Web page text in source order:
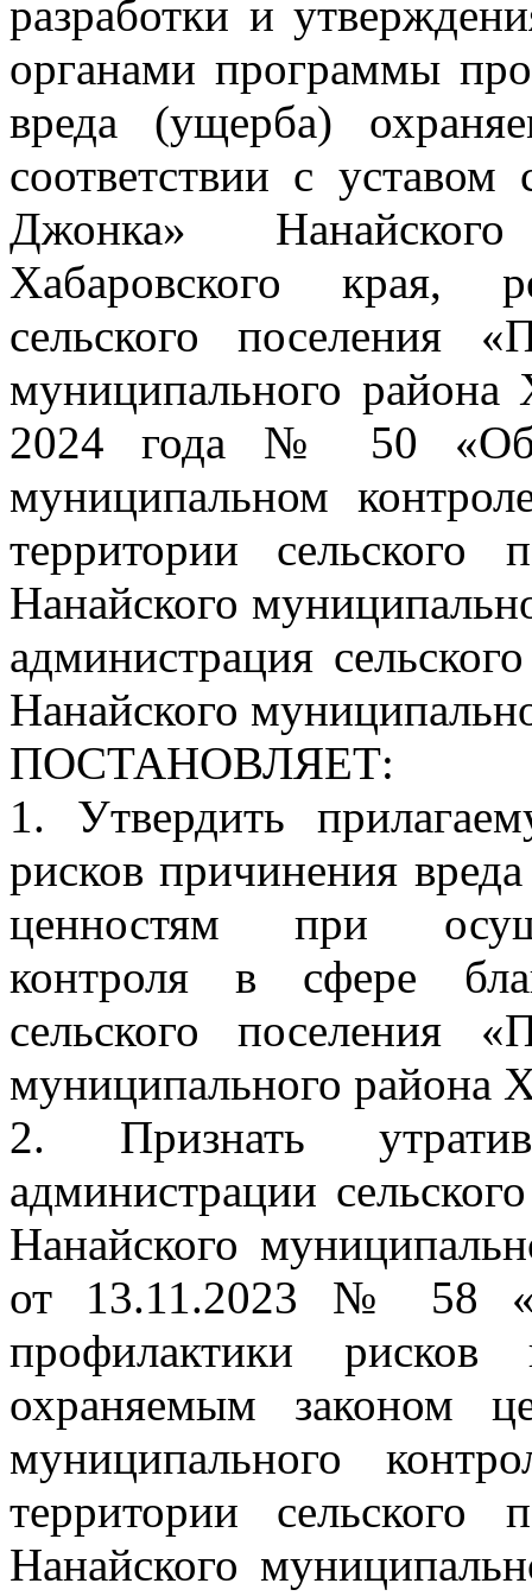
разработки и
органами программы
вреда (ущерба)
соответствии с уставом
Джонка»
Хабаровского края,
сельского поселения
муниципального района
2024 года № 50 «Об
муниципальном
территории сельского
Нанайского
администрация
Нанайского
ПОСТАНОВЛЯЕТ:
1. Утвердить
рисков причинения
ценностям при
контроля в сфере
сельского поселения
муниципального района
2. Признать
администрации
Нанайского
от 13.11.2023 № 58
профилактики
охраняемым законом
муниципального
территории сельского
Нанайского